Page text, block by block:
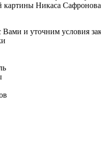
картины Никаса
и уточним условия